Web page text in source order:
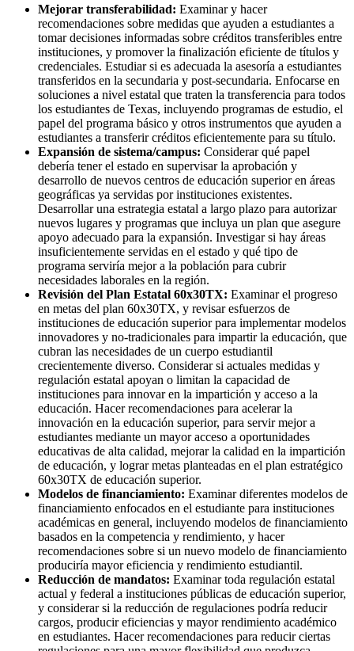
Mejorar transferabilidad: Examinar y hacer
recomendaciones sobre medidas que ayuden a estudiantes a
tomar decisiones informadas sobre créditos transferibles entre
instituciones, y promover la finalización eficiente de títulos y
credenciales. Estudiar si es adecuada la asesoría a estudiantes
transferidos en la secundaria y post-secundaria. Enfocarse en
soluciones a nivel estatal que traten la transferencia para todos
los estudiantes de Texas, incluyendo programas de estudio, el
papel del programa básico y otros instrumentos que ayuden a
estudiantes a transferir créditos eficientemente para su título.
Expansión de sistema/campus: Considerar qué papel
debería tener el estado en supervisar la aprobación y
desarrollo de nuevos centros de educación superior en áreas
geográficas ya servidas por instituciones existentes.
Desarrollar una estrategia estatal a largo plazo para autorizar
nuevos lugares y programas que incluya un plan que asegure
apoyo adecuado para la expansión. Investigar si hay áreas
insuficientemente servidas en el estado y qué tipo de
programa serviría mejor a la población para cubrir
necesidades laborales en la región.
Revisión del Plan Estatal 60x30TX: Examinar el progreso
en metas del plan 60x30TX, y revisar esfuerzos de
instituciones de educación superior para implementar modelos
innovadores y no-tradicionales para impartir la educación, que
cubran las necesidades de un cuerpo estudiantil
crecientemente diverso. Considerar si actuales medidas y
regulación estatal apoyan o limitan la capacidad de
instituciones para innovar en la impartición y acceso a la
educación. Hacer recomendaciones para acelerar la
innovación en la educación superior, para servir mejor a
estudiantes mediante un mayor acceso a oportunidades
educativas de alta calidad, mejorar la calidad en la impartición
de educación, y lograr metas planteadas en el plan estratégico
60x30TX de educación superior.
Modelos de financiamiento: Examinar diferentes modelos de
financiamiento enfocados en el estudiante para instituciones
académicas en general, incluyendo modelos de financiamiento
basados en la competencia y rendimiento, y hacer
recomendaciones sobre si un nuevo modelo de financiamiento
produciría mayor eficiencia y rendimiento estudiantil.
Reducción de mandatos: Examinar toda regulación estatal
actual y federal a instituciones públicas de educación superior,
y considerar si la reducción de regulaciones podría reducir
cargos, producir eficiencias y mayor rendimiento académico
en estudiantes. Hacer recomendaciones para reducir ciertas